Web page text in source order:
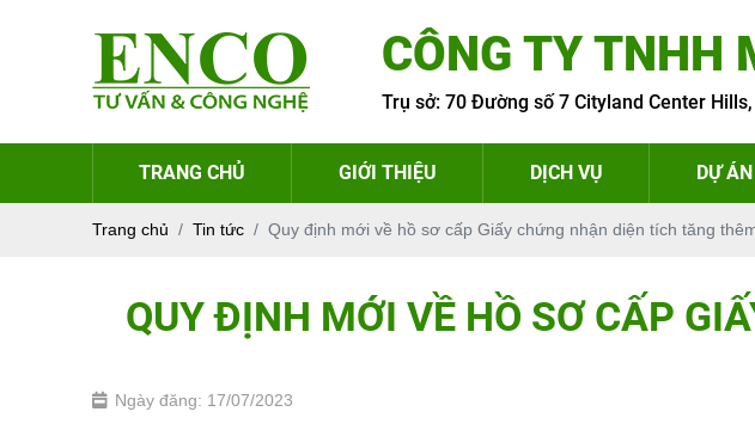
CÔNG TY TNHH
Trụ sở: 70 Đường số 7 Cityland Center
TRANG CHỦ GIỚI THIỆU DỊCH VỤ DỰ ÁN
Trang chủ Tin tức Quy định mới về hồ sơ cấp Giấy chứng nhận diện tích tăng
QUY ĐỊNH MỚI VỀ HỒ SƠ CẤP
Ngày đăng: 17/07/2023